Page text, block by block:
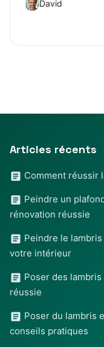
David
Articles récents
Comment réussir
Peindre un
rénovation réussie
Peindre le
votre intérieur
Poser des
réussie
Poser du lambris
conseils pratiques